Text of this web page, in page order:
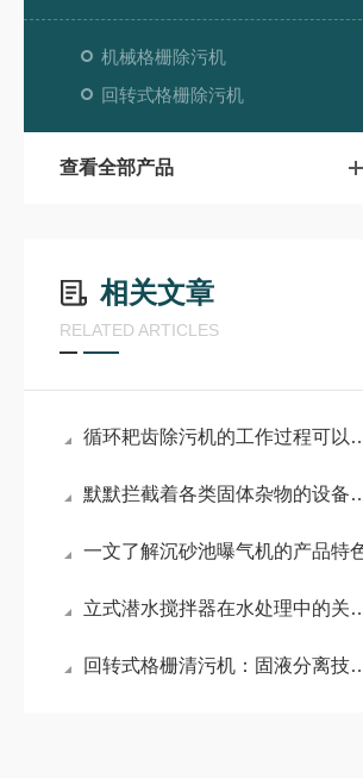
机械格栅除污机
回转式格栅除污机
查看全部产品
相关文章
RELATED ARTICLES
循环耙齿除污机的工作过程可以概括为：拦截、提升和卸料
默默拦截着各类固体杂物的设备就是回转式格栅清污机
一文了解沉砂池曝气机的产品特
立式潜水搅拌器在水处理中的关键作用？
回转式格栅清污机：固液分离技术的自动化先锋